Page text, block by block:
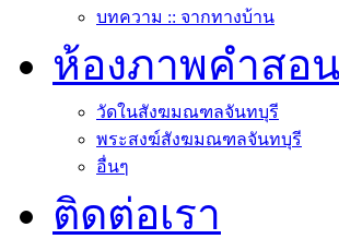
บทความ :: จากทางบ้าน
ห้องภาพคำสอ
วัดในสังฆมณฑลจันทบุรี
พระสงฆ์สังฆมณฑลจันทบุรี
อื่นๆ
ติดต่อเรา